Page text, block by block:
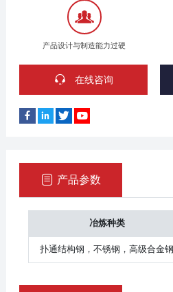
产品设计与制造能力过硬
在线咨询
产品参数
冶炼种类
扑通结构钢，不锈钢，高级合金钢